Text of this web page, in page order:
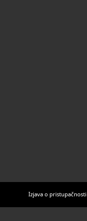
Izjava o pristupačnosti